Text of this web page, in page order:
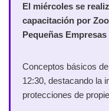
El miércoles se
capacitación por
Pequeñas
Conceptos básicos
12:30, destacando la
protecciones de